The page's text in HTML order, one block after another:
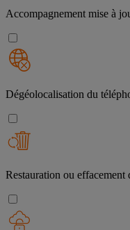
Accompagnement mise à
Dégéolocalisation du
Restauration ou effacement